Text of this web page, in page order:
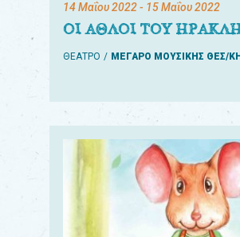
14 Μαΐου 2022- 15 Μαΐου 2022
ΟΙ ΑΘΛΟΙ ΤΟΥ
ΘΕΑΤΡΟ ΜΕΓΑΡΟ ΜΟΥΣΙΚΗΣ ΘΕΣ/